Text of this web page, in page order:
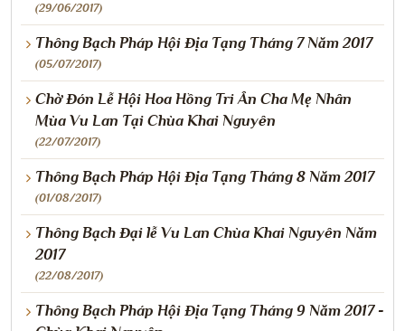
(29/06/2017)
Thông Bạch Pháp Hội Địa Tạng Tháng 7 Năm 2017
(05/07/2017)
Chờ Đón Lễ Hội Hoa Hồng Tri Ân Cha Mẹ Nhân
Mùa Vu Lan Tại Chùa Khai Nguyên
(22/07/2017)
Thông Bạch Pháp Hội Địa Tạng Tháng 8 Năm 2017
(01/08/2017)
Thông Bạch Đại lễ Vu Lan Chùa Khai Nguyên Năm
2017
(22/08/2017)
Thông Bạch Pháp Hội Địa Tạng Tháng 9 Năm 2017 -